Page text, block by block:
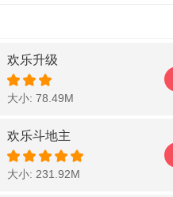
欢乐升级
大小: 78.49M
欢乐斗地主
大小: 231.92M